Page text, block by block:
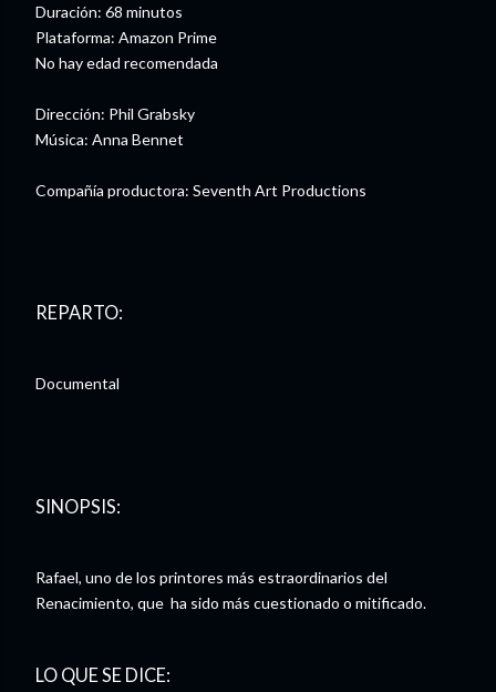
Duración: 68 minutos
Plataforma: Amazon Prime
No hay edad recomendada
Dirección: Phil Grabsky
Música: Anna Bennet
Compañía productora: Seventh Art Productions
REPARTO:
Documental
SINOPSIS:
Rafael, uno de los printores más estraordinarios del
Renacimiento, que ha sido más cuestionado o mitificado.
LO QUE SE DICE: